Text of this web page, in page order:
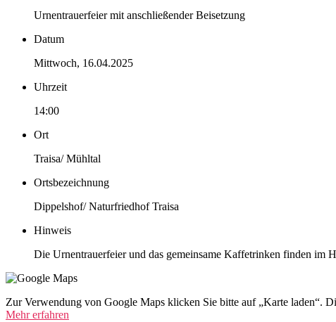
Urnentrauerfeier mit anschließender Beisetzung
Datum
Mittwoch, 16.04.2025
Uhrzeit
14:00
Ort
Traisa/ Mühltal
Ortsbezeichnung
Dippelshof/ Naturfriedhof Traisa
Hinweis
Die Urnentrauerfeier und das gemeinsame Kaffetrinken finden im
Zur Verwendung von Google Maps klicken Sie bitte auf „Karte laden“.
Mehr erfahren